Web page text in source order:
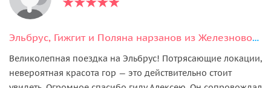
Эльбрус, Гижгит и Поляна нарзанов из Железноводска
Великолепная поездка на Эльбрус! Потрясающие локации,
невероятная красота гор — это действительно стоит